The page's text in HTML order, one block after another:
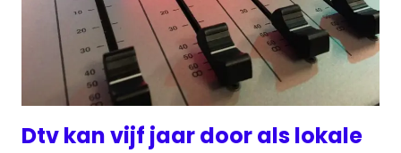
Dtv kan vijf jaar door als lokale